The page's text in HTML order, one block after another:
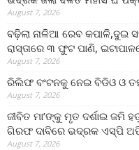
August 7, 2026
ବଢ଼ିଲା ନାଳିଆ ରେବ କପାଳି,ଦୁଇ
ରାସ୍ତାରେ ୩ ଫୁଟ ପାଣି,
August 7, 2026
ରିଲିଫ ବଂଟନକୁ ନେଇ ବିଡିଓ ଓ
August 7, 2026
ଜୀବିତ ମା’ଙ୍କୁ ମୃତ ଦର୍ଶାଇ
ଗିରଫ ଦାବିରେ ଭଦ୍ରକ ଏସ୍‌ପି
August 7, 2026